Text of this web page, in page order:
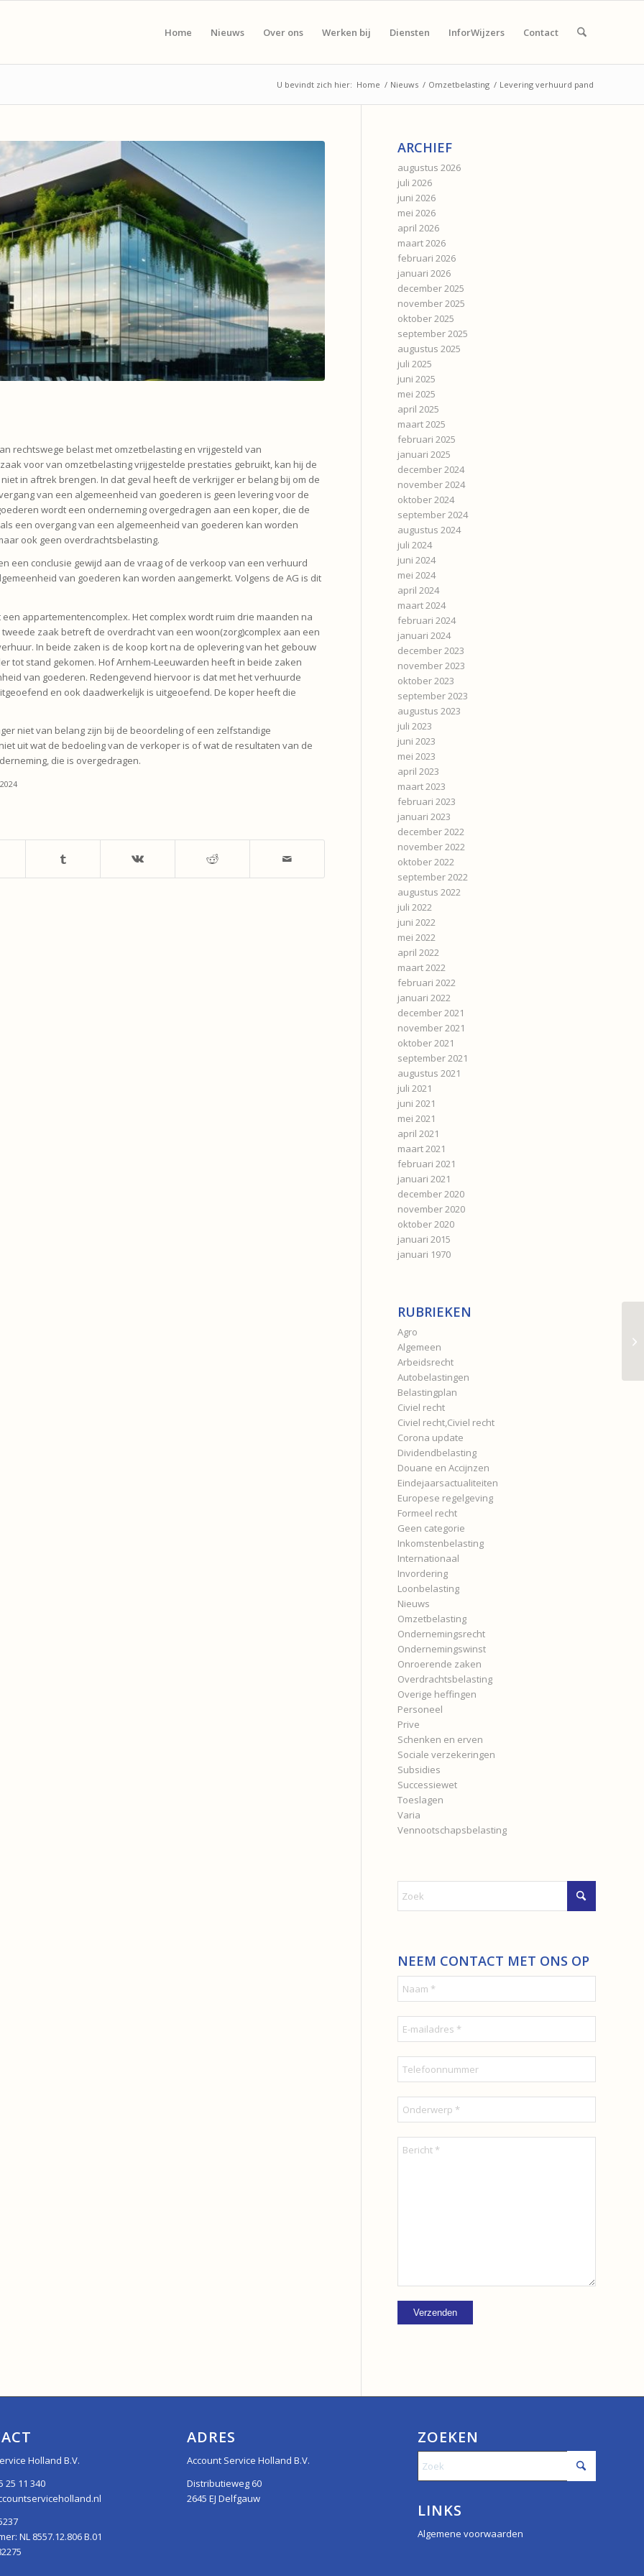
Home Nieuws Over ons Werken bij Diensten InforWijzers Contact
U bevindt zich hier: Home / Nieuws / Omzetbelasting / Levering verhuurd pand
rechtswege belast met omzetbelasting en vrijgesteld van
voor van omzetbelasting vrijgestelde prestaties gebruikt, kan hij de
in aftrek brengen. In dat geval heeft de verkrijger er belang bij om de
van een algemeenheid van goederen is geen levering voor de
wordt een onderneming overgedragen aan een koper, die de
een overgang van een algemeenheid van goederen kan worden
ook geen overdrachtsbelasting.
een conclusie gewijd aan de vraag of de verkoop van een verhuurd
van goederen kan worden aangemerkt. Volgens de AG is dit
appartementencomplex. Het complex wordt ruim drie maanden na
zaak betreft de overdracht van een woon(zorg)complex aan een
In beide zaken is de koop kort na de oplevering van het gebouw
tot stand gekomen. Hof Arnhem-Leeuwarden heeft in beide zaken
van goederen. Redengevend hiervoor is dat met het verhuurde
en ook daadwerkelijk is uitgeoefend. De koper heeft die
niet van belang zijn bij de beoordeling of een zelfstandige
uit wat de bedoeling van de verkoper is of wat de resultaten van de
die is overgedragen.
ARCHIEF
augustus 2026
juli 2026
juni 2026
mei 2026
april 2026
maart 2026
februari 2026
januari 2026
december 2025
november 2025
oktober 2025
september 2025
augustus 2025
juli 2025
juni 2025
mei 2025
april 2025
maart 2025
februari 2025
januari 2025
december 2024
november 2024
oktober 2024
september 2024
augustus 2024
juli 2024
juni 2024
mei 2024
april 2024
maart 2024
februari 2024
januari 2024
december 2023
november 2023
oktober 2023
september 2023
augustus 2023
juli 2023
juni 2023
mei 2023
april 2023
maart 2023
februari 2023
januari 2023
december 2022
november 2022
oktober 2022
september 2022
augustus 2022
juli 2022
juni 2022
mei 2022
april 2022
maart 2022
februari 2022
januari 2022
december 2021
november 2021
oktober 2021
september 2021
augustus 2021
juli 2021
juni 2021
mei 2021
april 2021
maart 2021
februari 2021
januari 2021
december 2020
november 2020
oktober 2020
januari 2015
januari 1970
RUBRIEKEN
Agro
Algemeen
Arbeidsrecht
Autobelastingen
Belastingplan
Civiel recht
Civiel recht,Civiel recht
Corona update
Dividendbelasting
Douane en Accijnzen
Eindejaarsactualiteiten
Europese regelgeving
Formeel recht
Geen categorie
Inkomstenbelasting
Internationaal
Invordering
Loonbelasting
Nieuws
Omzetbelasting
Ondernemingsrecht
Ondernemingswinst
Onroerende zaken
Overdrachtsbelasting
Overige heffingen
Personeel
Prive
Schenken en erven
Sociale verzekeringen
Subsidies
Successiewet
Toeslagen
Varia
Vennootschapsbelasting
NEEM CONTACT MET ONS OP
Holland B.V.
25 11 340
NL 8557.12.806 B.01
ADRES
Account Service Holland B.V.
Distributieweg 60
2645 EJ Delfgauw
ZOEKEN
LINKS
Algemene voorwaarden